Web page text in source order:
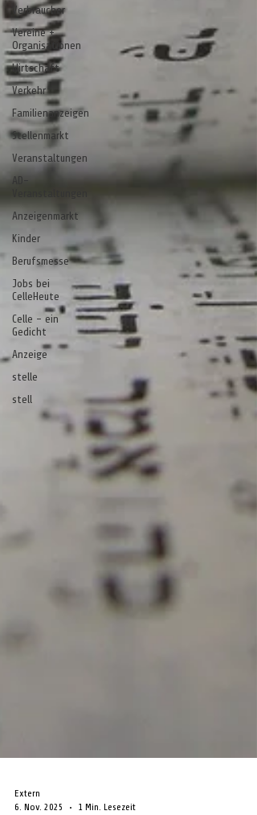
Verbraucher
Vereine +
Organisationen
Wirtschaft
Verkehr
Familienanzeigen
Stellenmarkt
Veranstaltungen
AD-
Anzeigenmarkt
Kinder
Berufsmesse
Jobs bei
CelleHeute
Celle - ein
Gedicht
Anzeige
stelle
stell